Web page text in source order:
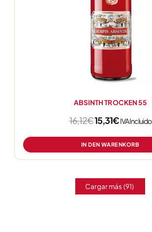
ABSINTH TROCKEN 55
16,12€15,31€IVA Incluido
IN DEN WARENKORB
Cargar más(91)